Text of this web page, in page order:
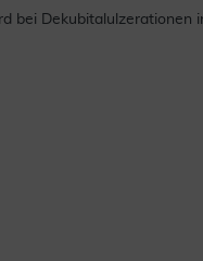
bei Dekubitalulzerationen